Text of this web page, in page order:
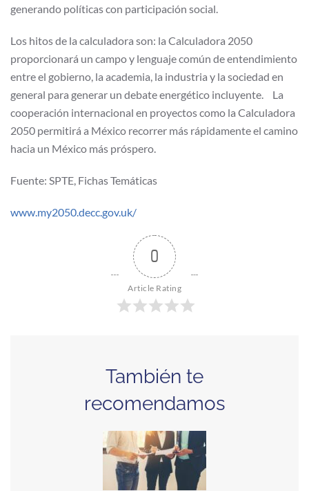
generando políticas con participación social.
Los hitos de la calculadora son: la Calculadora 2050
proporcionará un campo y lenguaje común de entendimiento
entre el gobierno, la academia, la industria y la sociedad en
general para generar un debate energético incluyente. La
cooperación internacional en proyectos como la Calculadora
2050 permitirá a México recorrer más rápidamente el camino
hacia un México más próspero.
Fuente: SPTE, Fichas Temáticas
www.my2050.decc.gov.uk/
0
Article Rating
También te
recomendamos